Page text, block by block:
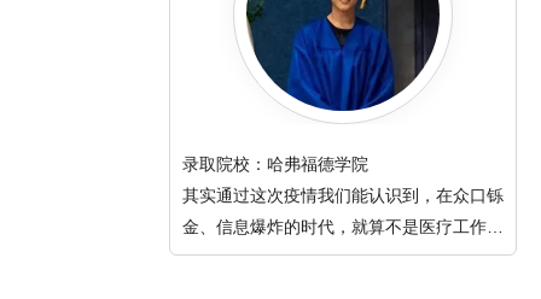
录取院校：哈弗福德学院
其实通过这次疫情我们能认识到，在众口铄
金、信息爆炸的时代，就算不是医疗工作
者，作为一个普通人。